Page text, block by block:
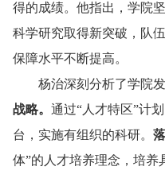
得的成绩。他指出，学院
科学研究取得新突破，队
保障水平不断提高。
杨治深刻分析了学院
战略。 通过“人才特区”计
台，实施有组织的科研。
体”的人才培养理念，培养